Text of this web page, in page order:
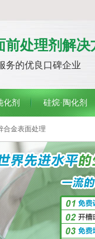
前处理剂解决
务的优良口碑企业
化剂 硅烷·陶化剂
合金表面处理